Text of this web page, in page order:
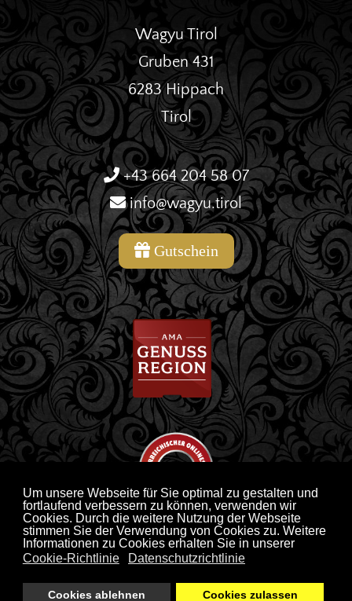
Um unsere Webseite für Sie optimal zu gestalten und
fortlaufend verbessern zu können, verwenden wir
Cookies. Durch die weitere Nutzung der Webseite
stimmen Sie der Verwendung von Cookies zu. Weitere
Informationen zu Cookies erhalten Sie in unserer
Cookie-Richtlinie
Datenschutzrichtlinie
Cookies ablehnen Cookies zulassen
Wagyu Tirol
Gruben 431
6283 Hippach
Tirol
+43 664 204 58 07
info@wagyu.tirol
Gutschein
AGB
Impressum